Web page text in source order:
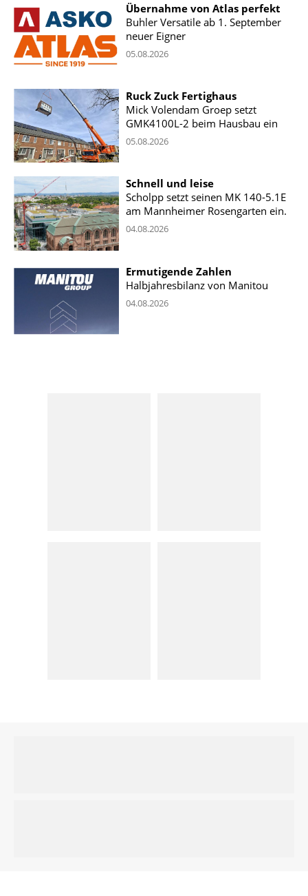
Übernahme von Atlas perfekt
Buhler Versatile ab 1. September
neuer Eigner
05.08.2026
Ruck Zuck Fertighaus
Mick Volendam Groep setzt
GMK4100L-2 beim Hausbau ein
05.08.2026
Schnell und leise
Scholpp setzt seinen MK 140-5.1E
am Mannheimer Rosengarten ein.
04.08.2026
Ermutigende Zahlen
Halbjahresbilanz von Manitou
04.08.2026